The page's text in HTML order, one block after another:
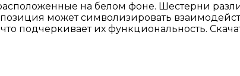
на белом фоне. Шестерни
может символизировать
подчеркивает их функциональность.